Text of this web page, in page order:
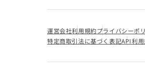
運営会社利用規約プライバシーポ
特定商取引法に基づく表記API利